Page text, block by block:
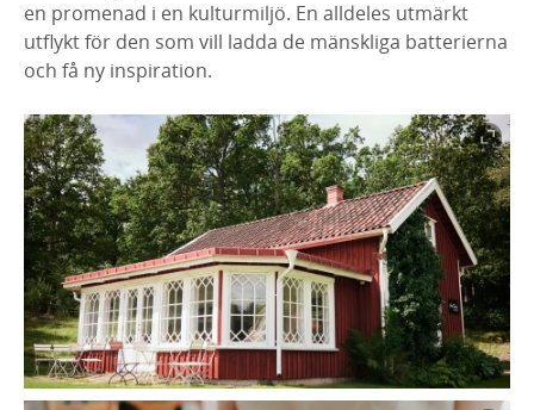
en promenad i en kulturmiljö. En alldeles utmärkt
utflykt för den som vill ladda de mänskliga batterierna
och få ny inspiration.